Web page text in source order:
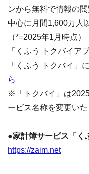
ンから無料で情報の
中心に月間1,600万人
（*=2025年1月時点）
「くふう トクバイア
「くふう トクバイ」
ら
※「トクバイ」は
ービス名称を変更い
●家計簿サービス「く
https://zaim.net